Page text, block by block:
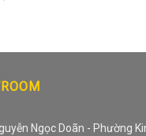
Ngọc Doãn - Phường